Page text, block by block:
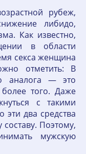
рубеж,
либидо,
Как известно,
в области
секса женщина
отметить: В
аналога — это
того. Даже
с такими
эти два средства
Поэтому,
мужскую